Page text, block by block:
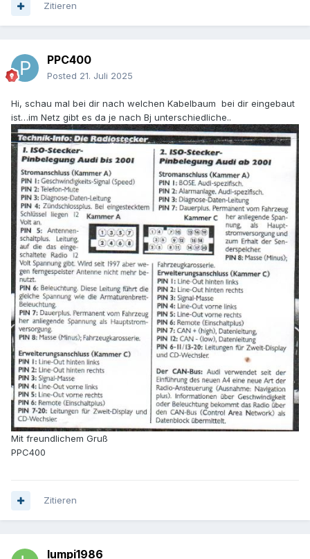
Zitieren
PPC400
Posted 21. Juli 2025
Hi, schau mal bei dir nach welchen Kabelbaum bei dir eingebaut
ist…im Netz gibt es da je nach Bj unterschiedliche..
Mit freundlichem Gruß
PPC400
Zitieren
lumpi1986